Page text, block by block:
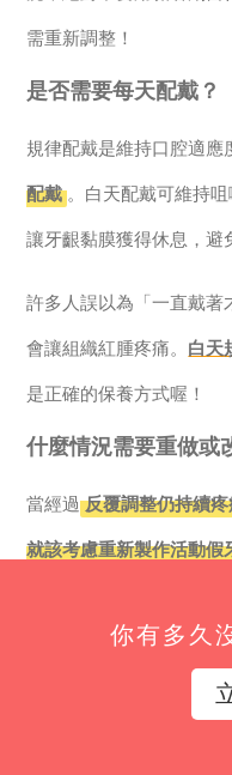
需重新調整！
是否需要每天配戴？
規律配戴是維持口腔適應
配戴 。白天配戴可維持
讓牙齦黏膜獲得休息，避
許多人誤以為「一直戴著
會讓組織紅腫疼痛。 白天
是正確的保養方式喔！
什麼情況需要重做或
當經過 反覆調整仍持續
就該考慮重新製作活動假
討論轉換為植牙或植體
你有多久